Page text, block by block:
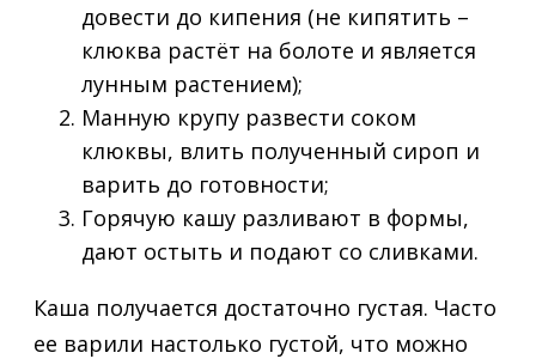
довести до кипения (не кипятить –
клюква растёт на болоте и является
лунным растением);
Манную крупу развести соком
клюквы, влить полученный сироп и
варить до готовности;
Горячую кашу разливают в формы,
дают остыть и подают со сливками.
Каша получается достаточно густая. Часто
ее варили настолько густой, что можно